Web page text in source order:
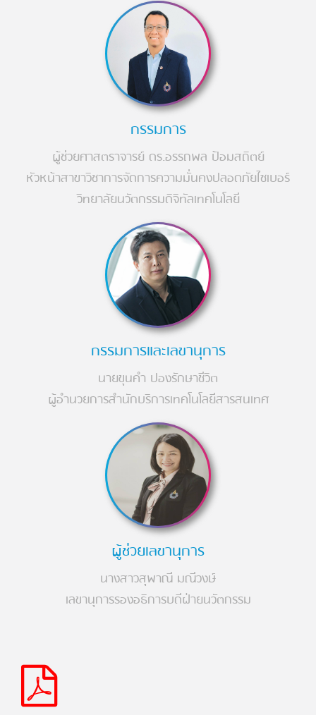
กรรมการ
ผู้ช่วยศาสตราจารย์ ดร.อรรถพล ป้อมสถิตย์
หัวหน้าสาขาวิชาการจัดการความมั่นคงปลอดภัยไซเบอร์
วิทยาลัยนวัตกรรมดิจิทัลเทคโนโลยี
กรรมการและเลขานุการ
นายขุนคำ ปองรักษาชีวิต
ผู้อำนวยการสำนักบริการเทคโนโลยีสารสนเทศ
ผู้ช่วยเลขานุการ
นางสาวสุพาณี มณีวงษ์
เลขานุการรองอธิการบดีฝ่ายนวัตกรรม